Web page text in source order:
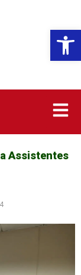
Assistentes